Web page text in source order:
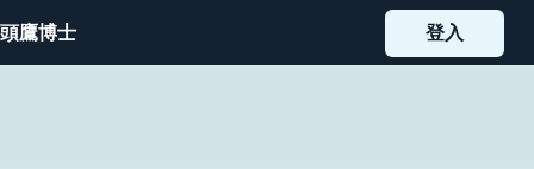
鷹博士 登入